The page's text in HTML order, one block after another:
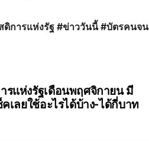
การแห่งรัฐ #ข่าววันนี้ #บัตรคนจน
รแห่งรัฐเดือนพฤศจิกายน มี
คเลยใช้อะไรได้บ้าง-ได้กี่บาท